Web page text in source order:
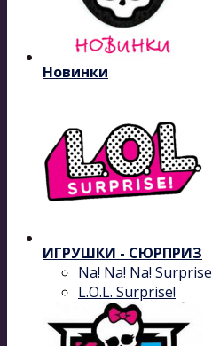
Новинки
ИГРУШКИ - СЮРПРИЗ
Na! Na! Na! Surprise
L.O.L. Surprise!